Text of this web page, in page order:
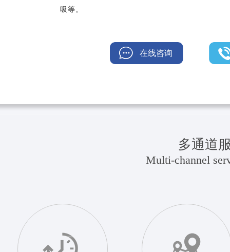
吸等。
在线咨询
多通道
Multi-channel